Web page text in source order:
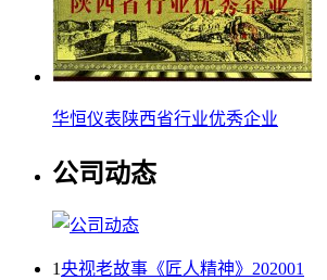
华恒仪表陕西省行业优秀企业
公司动态
1央视老故事《匠人精神》202001